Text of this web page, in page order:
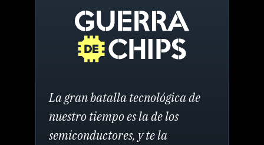
La gran batalla tecnológica de
nuestro tiempo es la de los
semiconductores, y te la